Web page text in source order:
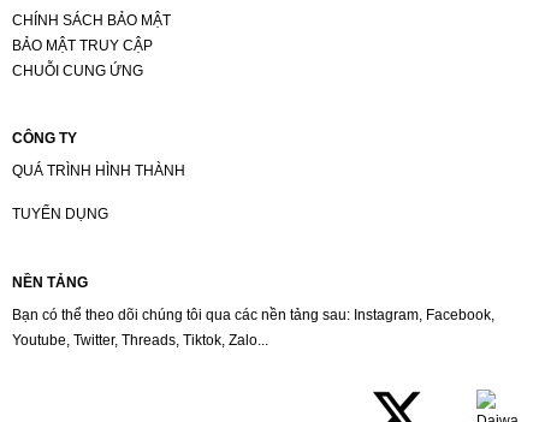
CHÍNH SÁCH BẢO MẬT
BẢO MẬT TRUY CẬP
CHUỖI CUNG ỨNG
CÔNG TY
QUÁ TRÌNH HÌNH THÀNH
TUYỂN DỤNG
NỀN TẢNG
Bạn có thể theo dõi chúng tôi qua các nền tảng sau: Instagram, Facebook,
Youtube, Twitter, Threads, Tiktok, Zalo...